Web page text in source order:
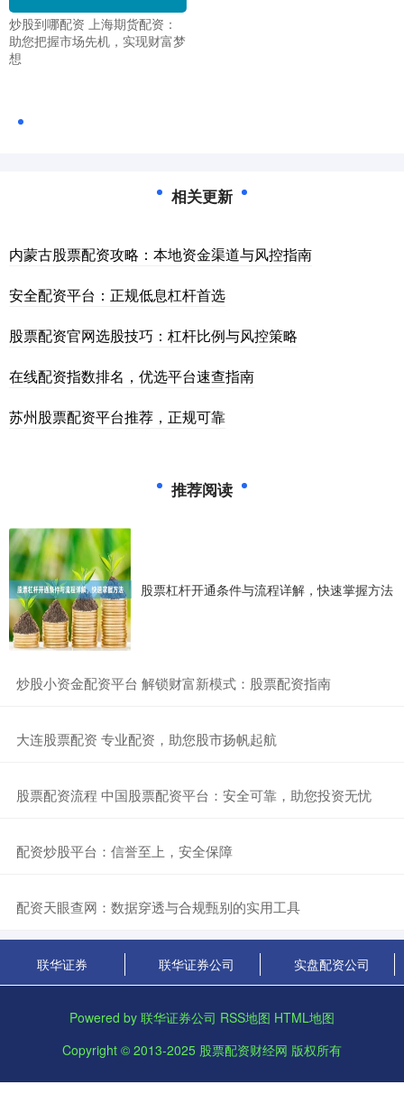
炒股到哪配资 上海期货配资：
助您把握市场先机，实现财富梦
想
相关更新
内蒙古股票配资攻略：本地资金渠道与风控指南
安全配资平台：正规低息杠杆首选
股票配资官网选股技巧：杠杆比例与风控策略
在线配资指数排名，优选平台速查指南
苏州股票配资平台推荐，正规可靠
推荐阅读
股票杠杆开通条件与流程详解，快速掌握方法
​炒股小资金配资平台 解锁财富新模式：股票配资指南
​大连股票配资 专业配资，助您股市扬帆起航
​股票配资流程 中国股票配资平台：安全可靠，助您投资无忧
​配资炒股平台：信誉至上，安全保障
​配资天眼查网：数据穿透与合规甄别的实用工具
联华证券 联华证券公司 实盘配资公司
Powered by 联华证券公司 RSS地图 HTML地图
Copyright © 2013-2025 股票配资财经网 版权所有